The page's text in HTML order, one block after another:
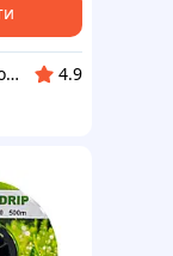
Головний Агроном
4.9